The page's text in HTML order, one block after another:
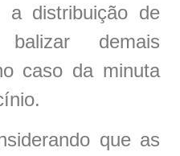
a distribuição de
demais
caso da minuta
que as